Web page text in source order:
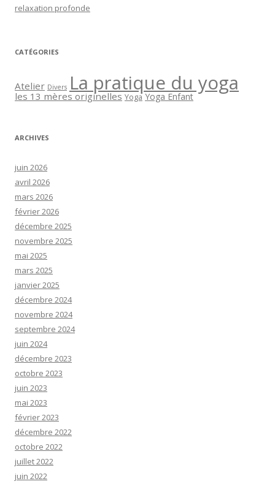
relaxation profonde
CATÉGORIES
Atelier Divers La pratique du yoga
les 13 mères originelles Yoga Yoga Enfant
ARCHIVES
juin 2026
avril 2026
mars 2026
février 2026
décembre 2025
novembre 2025
mai 2025
mars 2025
janvier 2025
décembre 2024
novembre 2024
septembre 2024
juin 2024
décembre 2023
octobre 2023
juin 2023
mai 2023
février 2023
décembre 2022
octobre 2022
juillet 2022
juin 2022